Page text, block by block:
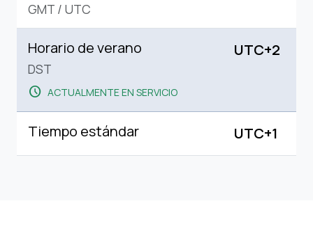
GMT / UTC
Horario de verano
DST
schedule ACTUALMENTE EN SERVICIO
UTC+2
Tiempo estándar UTC+1